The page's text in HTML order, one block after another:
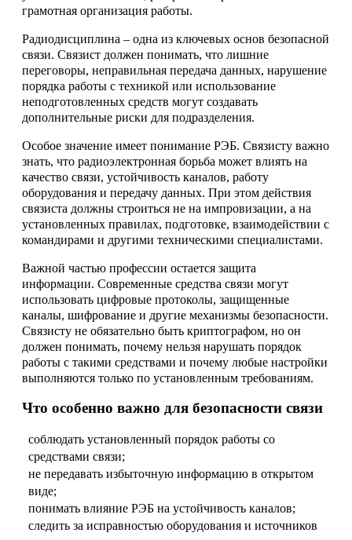
грамотная организация работы.
Радиодисциплина – одна из ключевых основ безопасной
связи. Связист должен понимать, что лишние
переговоры, неправильная передача данных, нарушение
порядка работы с техникой или использование
неподготовленных средств могут создавать
дополнительные риски для подразделения.
Особое значение имеет понимание РЭБ. Связисту важно
знать, что радиоэлектронная борьба может влиять на
качество связи, устойчивость каналов, работу
оборудования и передачу данных. При этом действия
связиста должны строиться не на импровизации, а на
установленных правилах, подготовке, взаимодействии с
командирами и другими техническими специалистами.
Важной частью профессии остается защита
информации. Современные средства связи могут
использовать цифровые протоколы, защищенные
каналы, шифрование и другие механизмы безопасности.
Связисту не обязательно быть криптографом, но он
должен понимать, почему нельзя нарушать порядок
работы с такими средствами и почему любые настройки
выполняются только по установленным требованиям.
Что особенно важно для безопасности связи
соблюдать установленный порядок работы со
средствами связи;
не передавать избыточную информацию в открытом
виде;
понимать влияние РЭБ на устойчивость каналов;
следить за исправностью оборудования и источников